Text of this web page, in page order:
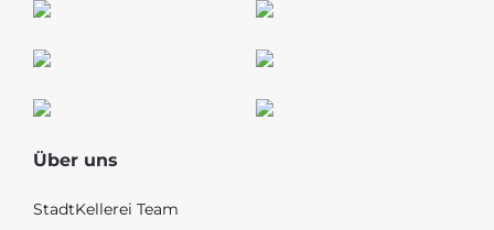
Über uns
StadtKellerei Team